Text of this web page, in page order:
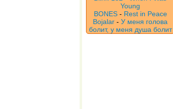
Young
BONES- Rest in Peace
Bojalar - У меня голова
болит, у меня душа болит